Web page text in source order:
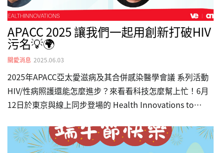
APACC 2025 讓我們一起用創新打破HIV
污名💡🌍
關愛消息 2025.06.03
2025年APACC亞太愛滋病及其合併感染醫學會議 系列活動
HIV/性病照護還能怎麼進步？來看看科技怎麼幫上忙！6月
12日於東京與線上同步登場的 Health Innovations to
集結來自各地的感染者代表、醫師、創新團隊，一起討論如
何用App、遠距醫療、穿戴裝置等科技，打造更友善、更隱